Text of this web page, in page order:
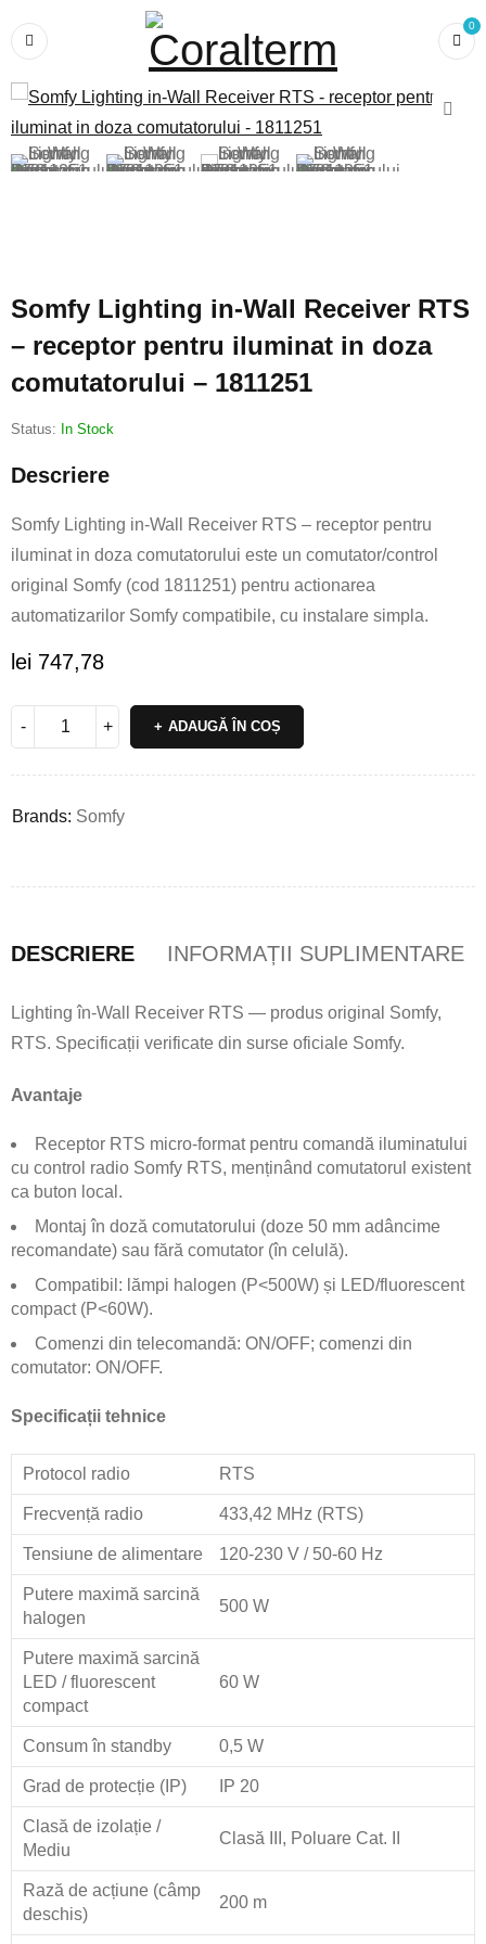
0
Somfy Lighting in-Wall Receiver RTS
– receptor pentru iluminat in doza
comutatorului – 1811251
Status: In Stock
Descriere
Somfy Lighting in-Wall Receiver RTS – receptor pentru
iluminat in doza comutatorului este un comutator/control
original Somfy (cod 1811251) pentru actionarea
automatizarilor Somfy compatibile, cu instalare simpla.
lei 747,78
ADAUGĂ ÎN COȘ
Brands: Somfy
DESCRIERE INFORMAȚII SUPLIMENTARE
Lighting în-Wall Receiver RTS — produs original Somfy,
RTS. Specificații verificate din surse oficiale Somfy.
Avantaje
Receptor RTS micro-format pentru comandă iluminatului
cu control radio Somfy RTS, menținând comutatorul existent
ca buton local.
Montaj în doză comutatorului (doze 50 mm adâncime
recomandate) sau fără comutator (în celulă).
Compatibil: lămpi halogen (P<500W) și LED/fluorescent
compact (P<60W).
Comenzi din telecomandă: ON/OFF; comenzi din
comutator: ON/OFF.
Specificații tehnice
Protocol radio RTS
Frecvență radio 433,42 MHz (RTS)
Tensiune de alimentare 120-230 V / 50-60 Hz
Putere maximă sarcină
halogen
500 W
Putere maximă sarcină
LED / fluorescent
compact
60 W
Consum în standby 0,5 W
Grad de protecție (IP) IP 20
Clasă de izolație /
Mediu
Clasă III, Poluare Cat. II
Rază de acțiune (câmp
deschis)
200 m